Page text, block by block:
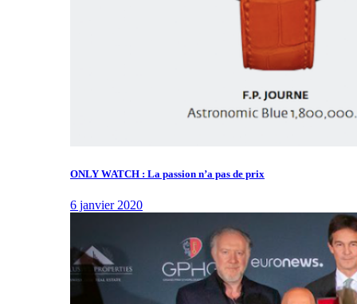
ONLY WATCH : La passion n’a pas de prix
6 janvier 2020